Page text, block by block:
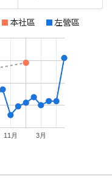
本社區 左營區
11月 3月